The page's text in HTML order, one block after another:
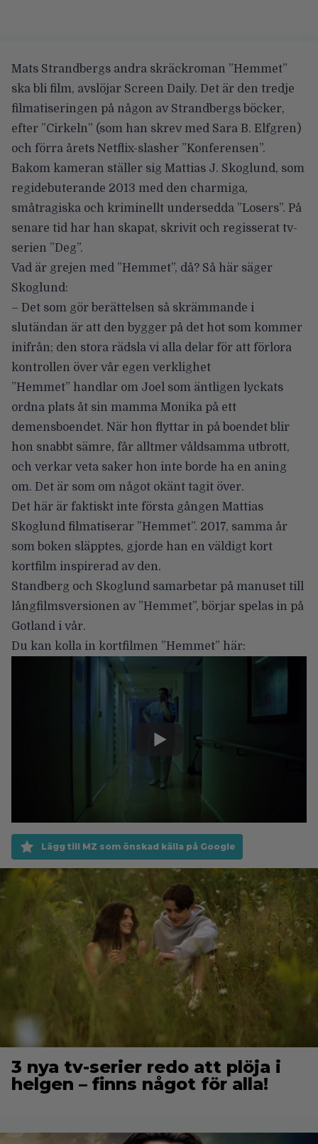
Mats Strandbergs andra skräckroman ”Hemmet”
ska bli film, avslöjar Screen Daily. Det är den tredje
filmatiseringen på någon av Strandbergs böcker,
efter ”Cirkeln” (som han skrev med Sara B. Elfgren)
och förra årets Netflix-slasher ”Konferensen”.
Bakom kameran ställer sig Mattias J. Skoglund, som
regidebuterande 2013 med den charmiga,
småtragiska och kriminellt undersedda ”Losers”. På
senare tid har han skapat, skrivit och regisserat tv-
serien ”Deg”.
Vad är grejen med ”Hemmet”, då? Så här säger
Skoglund:
– Det som gör berättelsen så skrämmande i
slutändan är att den bygger på det hot som kommer
inifrån; den stora rädsla vi alla delar för att förlora
kontrollen över vår egen verklighet
”Hemmet” handlar om Joel som äntligen lyckats
ordna plats åt sin mamma Monika på ett
demensboendet. När hon flyttar in på boendet blir
hon snabbt sämre, får alltmer våldsamma utbrott,
och verkar veta saker hon inte borde ha en aning
om. Det är som om något okänt tagit över.
Det här är faktiskt inte första gången Mattias
Skoglund filmatiserar ”Hemmet”. 2017, samma år
som boken släpptes, gjorde han en väldigt kort
kortfilm inspirerad av den.
Standberg och Skoglund samarbetar på manuset till
långfilmsversionen av ”Hemmet”, börjar spelas in på
Gotland i vår.
Du kan kolla in kortfilmen ”Hemmet” här:
Lägg till MZ som önskad källa på Google
3 nya tv-serier redo att plöja i
helgen – finns något för alla!